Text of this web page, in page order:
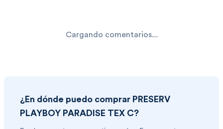
Cargando comentarios...
¿En dónde puedo comprar PRESERV
PLAYBOY PARADISE TEX C?